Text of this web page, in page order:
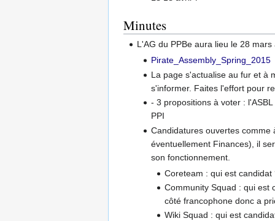
Minutes
L'AG du PPBe aura lieu le 28
Pirate_Assembly_Spring_2015
La page s'actualise au fur et à
s'informer. Faites l'effort pour
- 3 propositions à voter :
PPI
Candidatures ouvertes comme
éventuellement Finances), il
son fonctionnement.
Coreteam : qui est candidat
Community Squad : qui est
côté francophone donc a
Wiki Squad : qui est